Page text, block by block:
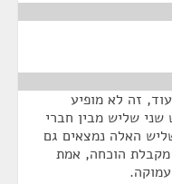
זה לא מופיע
שליש מבין חברי
האלה נמצאים גם
מקבלת הוכחה, אמת